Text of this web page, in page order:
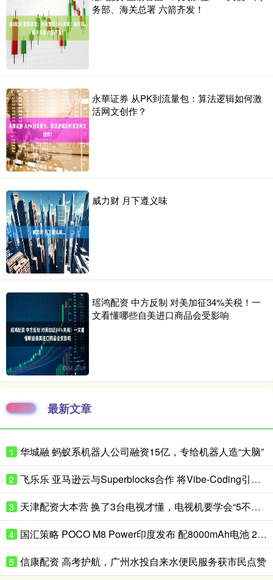
务部、海关总署 六箭齐发！
永華证券 从PK到流量包：算法逻辑如何激
活网文创作？
威力财 月下遵义味
瑶鸿配资 中方反制 对美加征34%关税！一
文看懂哪些自美进口商品会受影响
最新文章
1 华城融 蚂蚁系机器人公司融资15亿，专给机器人造“大脑”
2 飞乐乐 亚马逊云与Superblocks合作 将Vibe-Coding引入企业私有云
3 天津配资大本营 换了3台电视才懂，电视机要学会“5不买”，都是花钱买的经验
4 国汇策略 POCO M8 Power印度发布 配8000mAh电池 24999卢比起
5 信康配资 高考护航，广州水投自来水便民服务获市民点赞